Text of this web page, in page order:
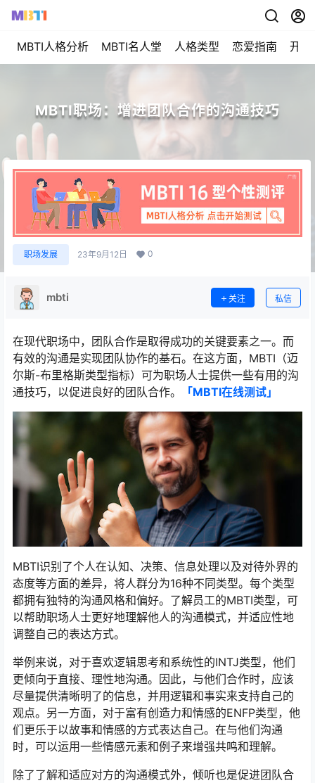
MBTI人格分析 MBTI名人堂 人格类型 恋爱指南 开始
MBTI职场：增进团队合作的沟通技巧
职场发展 23年9月12日 0
mbti 关注 私信
在现代职场中，团队合作是取得成功的关键要素之一。而
有效的沟通是实现团队协作的基石。在这方面，MBTI（迈
尔斯-布里格斯类型指标）可为职场人士提供一些有用的沟
通技巧，以促进良好的团队合作。
「MBTI在线测试​」
MBTI识别了个人在认知、决策、信息处理以及对待外界的
态度等方面的差异，将人群分为16种不同类型。每个类型
都拥有独特的沟通风格和偏好。了解员工的MBTI类型，可
以帮助职场人士更好地理解他人的沟通模式，并适应性地
调整自己的表达方式。
举例来说，对于喜欢逻辑思考和系统性的INTJ类型，他们
更倾向于直接、理性地沟通。因此，与他们合作时，应该
尽量提供清晰明了的信息，并用逻辑和事实来支持自己的
观点。另一方面，对于富有创造力和情感的ENFP类型，他
们更乐于以故事和情感的方式表达自己。在与他们沟通
时，可以运用一些情感元素和例子来增强共鸣和理解。
除了了解和适应对方的沟通模式外，倾听也是促进团队合